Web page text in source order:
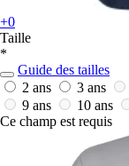
+0
Taille
*
Guide des tailles
2 ans
3 ans
9 ans
10 ans
Ce champ est requis